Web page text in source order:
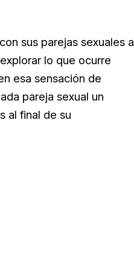
sus parejas sexuales a
lo que ocurre
esa sensación de
pareja sexual un
al final de su